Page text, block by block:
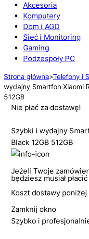
Akcesoria
Komputery
Dom i AGD
Sieć i Monitoring
Gaming
Podzespoły PC
Strona główna>Telefony i
wydajny Smartfon Xiaomi
512GB
Nie płać za dostawę!
Szybki i wydajny
Black 12GB 512GB
Jeżeli Twoje
będziesz musiał
Koszt dostawy poniżej
Zamknij okno
Szybko i